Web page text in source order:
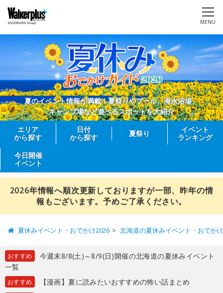
MENU
夏のイベント情報が満載！夏祭りやプール、海水浴場、
キャンプ場など遊べるスポットを大紹介
エリア
から探す
日付
から探す
夏祭り
イベント
ランキング
今日開催
イベント
2026年情報へ順次更新しておりますが一部、昨年の情
報もございます。予めご了承ください。
夏休みイベント・おでかけ2026 北海道の夏休みイベント・おでか
おすすめ
今週末8/8(土)～8/9(日)開催の北海道の夏休みイベント
一覧
おすすめ 【漫画】夏に読みたいおすすめの怖い話まとめ